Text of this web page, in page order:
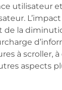
utilisateur
de la
à scroller,
aspects